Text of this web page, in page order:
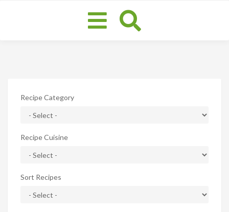
Toggle
navigation
Recipe Category
Recipe Cuisine
Sort Recipes